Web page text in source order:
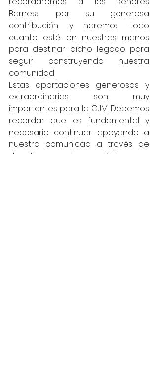
Barness por su generosa
contribución y haremos todo
cuanto esté en nuestras manos
para destinar dicho legado para
seguir construyendo nuestra
comunidad
Estas aportaciones generosas y
extraordinarias son muy
importantes para la CJM. Debemos
recordar que es fundamental y
necesario continuar apoyando a
nuestra comunidad a través de
donativos y cuotas periódicas que